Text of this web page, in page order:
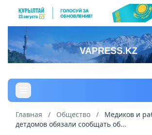
Главная / Общество /
Медиков и
детдомов обязали сообщать об...